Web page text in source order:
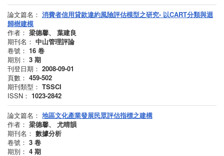
論文篇名： 消費者信用貸款違約風險評估模型之研究- 以CART分類與迴
歸樹建模
作者： 梁德馨、 葉建良
期刊名： 中山管理評論
卷號： 16 卷
期別： 3 期
刊登日期： 2008-09-01
頁數： 459-502
期刊類型： TSSCI
ISSN： 1023-2842
論文篇名： 地區文化產業發展民眾評估指標之建構
作者： 梁德馨、 尤晴韻
期刊名： 數據分析
卷號： 3 卷
期別： 4 期